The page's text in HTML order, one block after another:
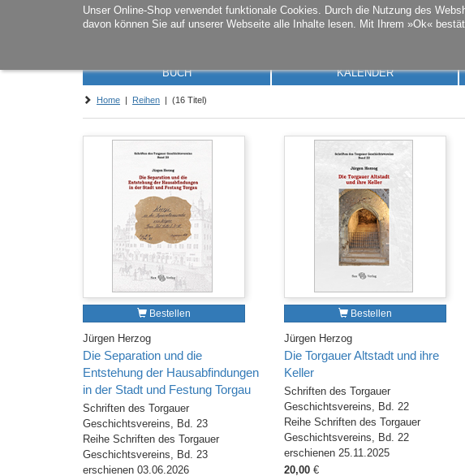
Unser Online-Shop verwendet funktionale Cookies. Durch die Nutzung des
davon können Sie auf unserer Webseite alle Inhalte lesen. Mit Ihrem »Ok«
BUCH KALENDER
Home | Reihen | (16 Titel)
Bestellen
Jürgen Herzog
Die Separation und die
Entstehung der Hausabfindungen
in der Stadt und Festung Torgau
Schriften des Torgauer
Geschichtsvereins, Bd. 23
Reihe Schriften des Torgauer
Geschichtsvereins, Bd. 23
erschienen 03.06.2026
Bestellen
Jürgen Herzog
Die Torgauer Altstadt und ihre
Keller
Schriften des Torgauer
Geschichtsvereins, Bd. 22
Reihe Schriften des Torgauer
Geschichtsvereins, Bd. 22
erschienen 25.11.2025
20,00 €